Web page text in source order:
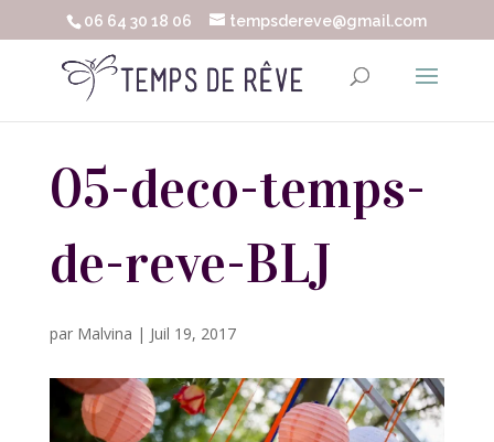
06 64 30 18 06 tempsdereve@gmail.com
05-deco-temps-
de-reve-BLJ
par Malvina | Juil 19, 2017